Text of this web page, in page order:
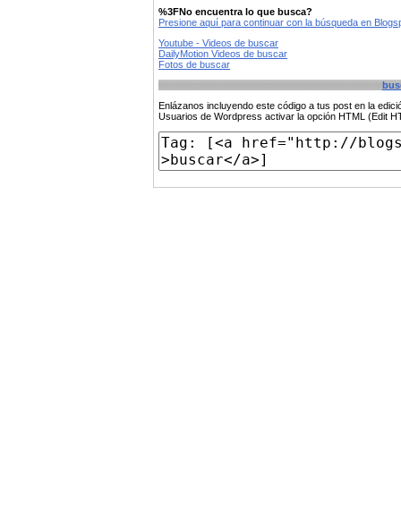
%3FNo encuentra lo que busca?
Presione aquí para continuar con la búsqueda en
Youtube - Videos de buscar
DailyMotion Videos de buscar
Fotos de buscar
Enlázanos incluyendo este código a tus post en la
Usuarios de Wordpress activar la opción HTML (Edit